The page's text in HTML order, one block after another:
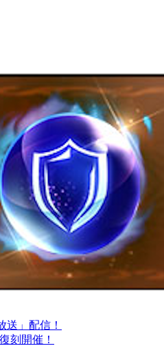
送」配信！
刻開催！